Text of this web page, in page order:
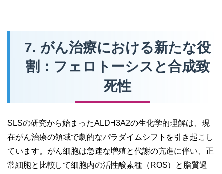
7. がん治療における新たな役
割：フェロトーシスと合成致
死性
SLSの研究から始まったALDH3A2の生化学的理解は、現
在がん治療の領域で劇的なパラダイムシフトを引き起こし
ています。がん細胞は急速な増殖と代謝の亢進に伴い、正
常細胞と比較して細胞内の活性酸素種（ROS）と脂質過